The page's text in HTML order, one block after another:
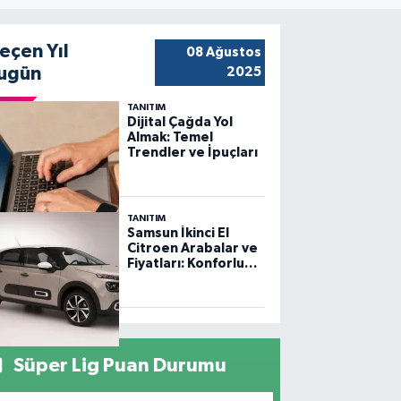
Yıl
08 Ağustos
2025
TANITIM
Dijital Çağda Yol
Almak: Temel
Trendler ve İpuçları
TANITIM
Samsun İkinci El
Citroen Arabalar ve
Fiyatları: Konforlu
Süper Lig Puan Durumu